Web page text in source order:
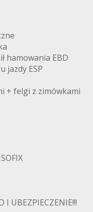
hamowania EBD
jazdy ESP
+ felgi z zimówkami
I UBEZPIECZENIE!!!